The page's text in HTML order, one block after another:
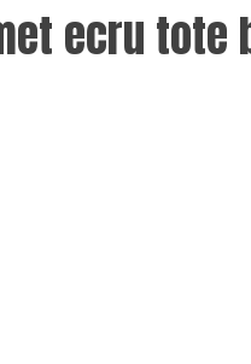
ecru tote